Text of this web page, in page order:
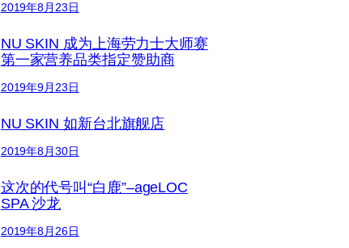
2019年8月23日
NU SKIN 成为上海劳力士大师赛
第一家营养品类指定赞助商
2019年9月23日
NU SKIN 如新台北旗舰店
2019年8月30日
这次的代号叫“白鹿”–ageLOC
SPA 沙龙
2019年8月26日